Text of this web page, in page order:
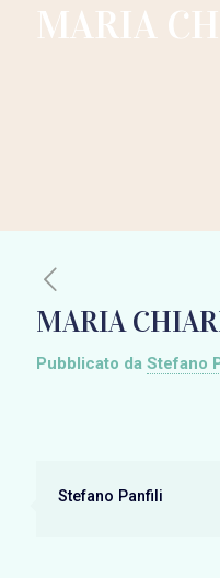
MARIA
MARIA
Pubblicato da Stefano
Stefano Panfili